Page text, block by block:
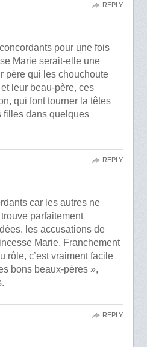
pour une fois
Marie serait-elle une
père qui les chouchoute
leur beau-père, ces
qui font tourner la têtes
filles dans quelques
REPLY
car les autres ne
parfaitement
les accusations de
Marie. Franchement
rôle, c’est vraiment facile
bons beaux-pères »,
REPLY
REPLY